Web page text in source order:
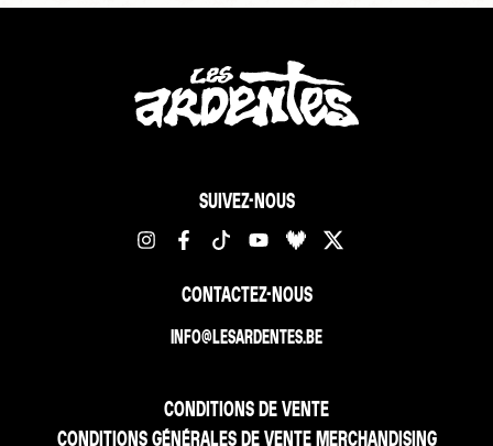
SUIVEZ-NOUS
CONTACTEZ-NOUS
INFO@LESARDENTES.BE
CONDITIONS DE VENTE
CONDITIONS GÉNÉRALES DE VENTE MERCHANDISING